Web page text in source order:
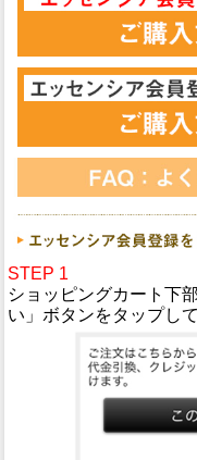
STEP 1
ショッピングカート下
い」ボタンをタップして